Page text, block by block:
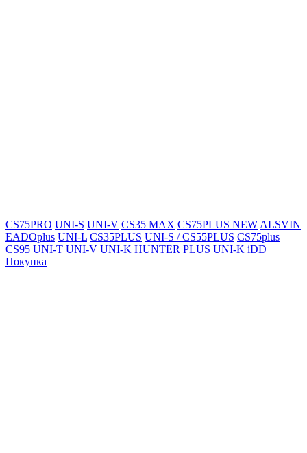
CS75PRO UNI-S UNI-V CS35 MAX CS75PLUS NEW ALSVIN
EADOplus UNI-L CS35PLUS UNI-S / CS55PLUS CS75plus
CS95 UNI-T UNI-V UNI-K HUNTER PLUS UNI-K iDD
Покупка